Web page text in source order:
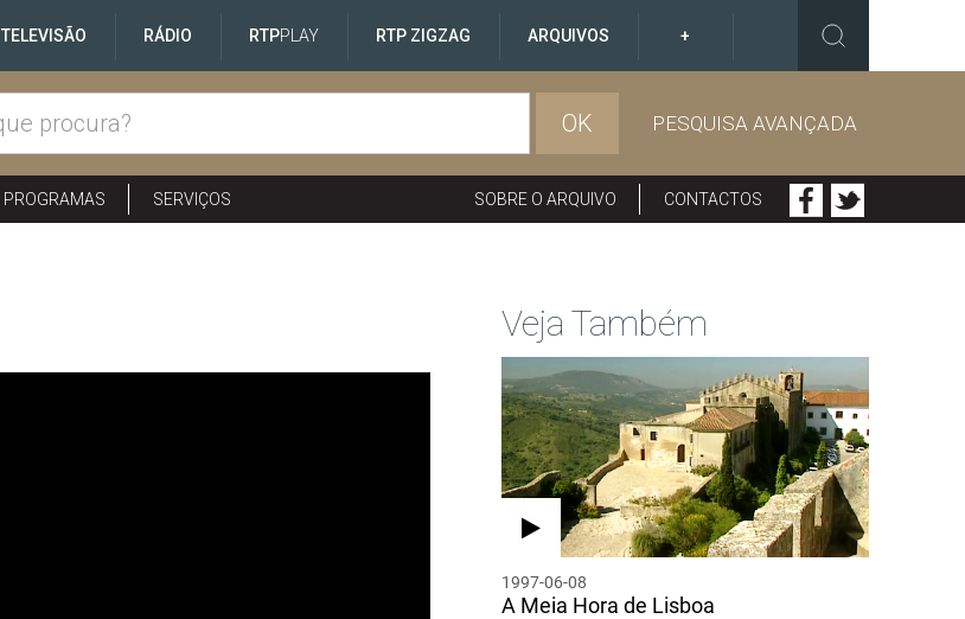
TELEVISÃO RÁDIO RTPPLAY RTP ZIGZAG ARQUIVOS +
OK PESQUISA AVANÇADA
PROGRAMAS SERVIÇOS SOBRE O ARQUIVO CONTACTOS
Veja Também
1997-06-08
A Meia Hora de Lisboa